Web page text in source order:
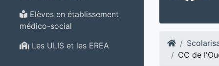
Elèves en établissement
médico-social
Les ULIS et les EREA
CC de